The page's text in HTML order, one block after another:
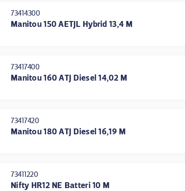
73414300
Manitou 150 AETJL Hybrid 13,4 M
73417400
Manitou 160 ATJ Diesel 14,02 M
73417420
Manitou 180 ATJ Diesel 16,19 M
73411220
Nifty HR12 NE Batteri 10 M